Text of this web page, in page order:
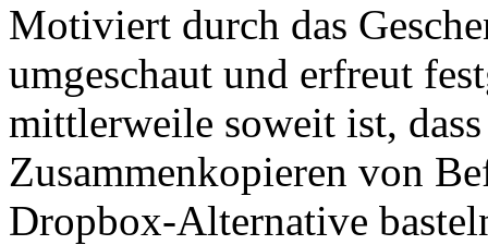
Motiviert durch das
umgeschaut und erfreut
mittlerweile soweit ist,
Zusammenkopieren von
Dropbox-Alternative